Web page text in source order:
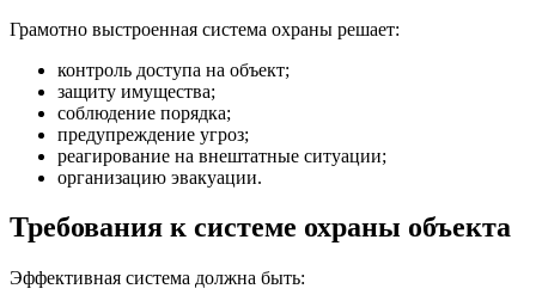
Грамотно выстроенная система охраны решает:
контроль доступа на объект;
защиту имущества;
соблюдение порядка;
предупреждение угроз;
реагирование на внештатные ситуации;
организацию эвакуации.
Требования к системе охраны объекта
Эффективная система должна быть: